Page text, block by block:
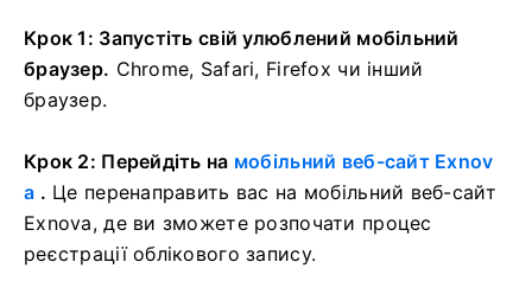
Крок 1: Запустіть свій улюблений мобільний
браузер. Chrome, Safari, Firefox чи інший
браузер.
Крок 2: Перейдіть на мобільний веб-сайт Exnov
a . Це перенаправить вас на мобільний веб-сайт
Exnova, де ви зможете розпочати процес
реєстрації облікового запису.